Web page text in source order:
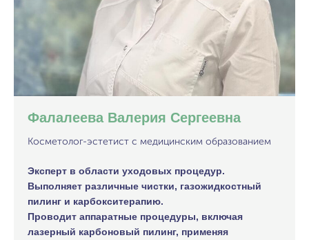
Фалалеева Валерия Сергеевна
Косметолог-эстетист с медицинским образованием
Эксперт в области уходовых процедур.
Выполняет различные чистки, газожидкостный
пилинг и карбокситерапию.
Проводит аппаратные процедуры, включая
лазерный карбоновый пилинг, применяя